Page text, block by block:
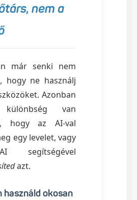
nem a
már senki nem
hogy ne használj
Azonban
van
hogy az AI-val
egy levelet, vagy
segítségével
azt.
használd okosan